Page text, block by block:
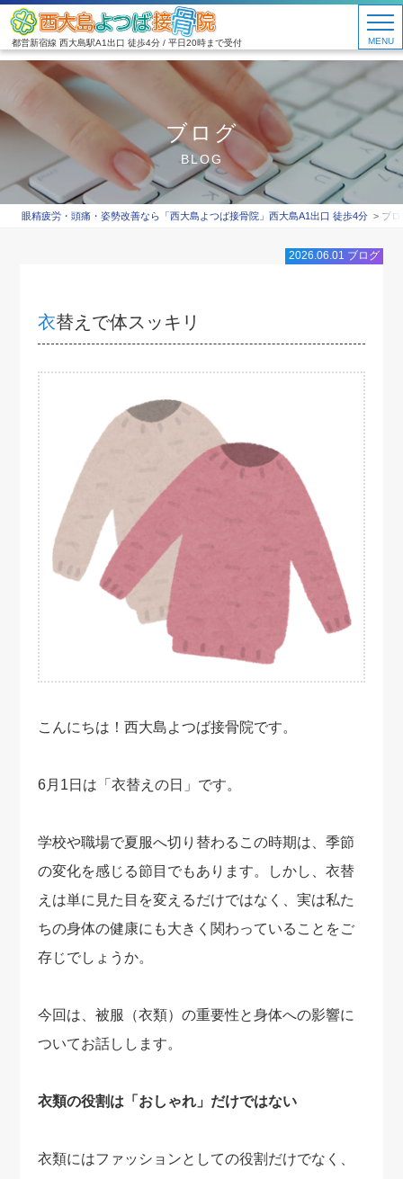
都営新宿線 西大島駅A1出口 徒歩4分 / 平日20時まで受付 MENU
ブログ
BLOG
眼精疲労・頭痛・姿勢改善なら「西大島よつば接骨院」西大島A1出口 徒歩4分 ブロ
2026.06.01 ブログ
衣替えで体スッキリ
こんにちは！西大島よつば接骨院です。
6月1日は「衣替えの日」です。
学校や職場で夏服へ切り替わるこの時期は、季節
の変化を感じる節目でもあります。しかし、衣替
えは単に見た目を変えるだけではなく、実は私た
ちの身体の健康にも大きく関わっていることをご
存じでしょうか。
今回は、被服（衣類）の重要性と身体への影響に
ついてお話しします。
衣類の役割は「おしゃれ」だけではない
衣類にはファッションとしての役割だけでなく、